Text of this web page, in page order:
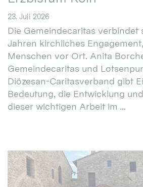
23. Juli 2026
Die Gemeindecaritas verbindet
Jahren kirchliches
Menschen vor Ort. Anita
Gemeindecaritas und
Diözesan-Caritasverband gibt
Bedeutung, die Entwicklung
dieser wichtigen Arbeit im ...